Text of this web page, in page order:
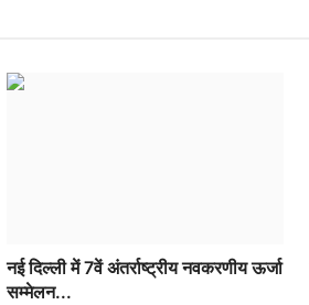
नई दिल्ली में 7वें अंतर्राष्ट्रीय नवकरणीय ऊर्जा
सम्मेलन...